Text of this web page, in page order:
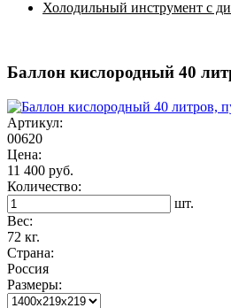
Холодильный инструмент с
Баллон кислородный 40
Артикул:
00620
Цена:
11 400 руб.
Количество:
шт.
Вес:
72 кг.
Страна:
Россия
Размеры: